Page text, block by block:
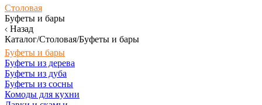
Столовая
Буфеты и бары
Назад
Каталог/Столовая/Буфеты и бары
Буфеты и бары
Буфеты из дерева
Буфеты из дуба
Буфеты из сосны
Комоды для кухни